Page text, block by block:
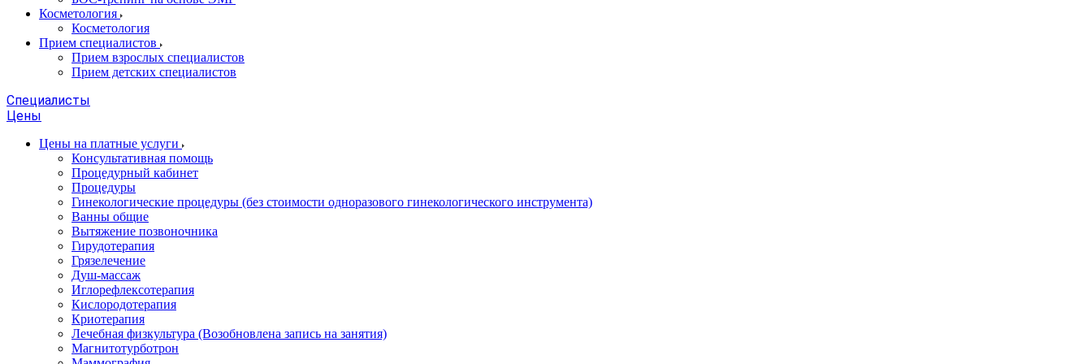
Косметология
Косметология
Прием специалистов
Прием взрослых специалистов
Прием детских специалистов
Специалисты
Цены
Цены на платные услуги
Консультативная помощь
Процедурный кабинет
Процедуры
Гинекологические процедуры (без стоимости одноразового гинекологического инструмента)
Ванны общие
Вытяжение позвоночника
Гирудотерапия
Грязелечение
Душ-массаж
Иглорефлексотерапия
Кислородотерапия
Криотерапия
Лечебная физкультура (Возобновлена запись на занятия)
Магнитотурботрон